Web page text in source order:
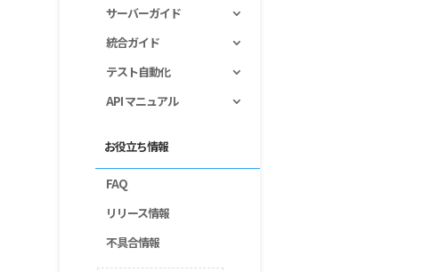
サーバーガイド
統合ガイド
テスト自動化
API マニュアル
お役立ち情報
FAQ
リリース情報
不具合情報